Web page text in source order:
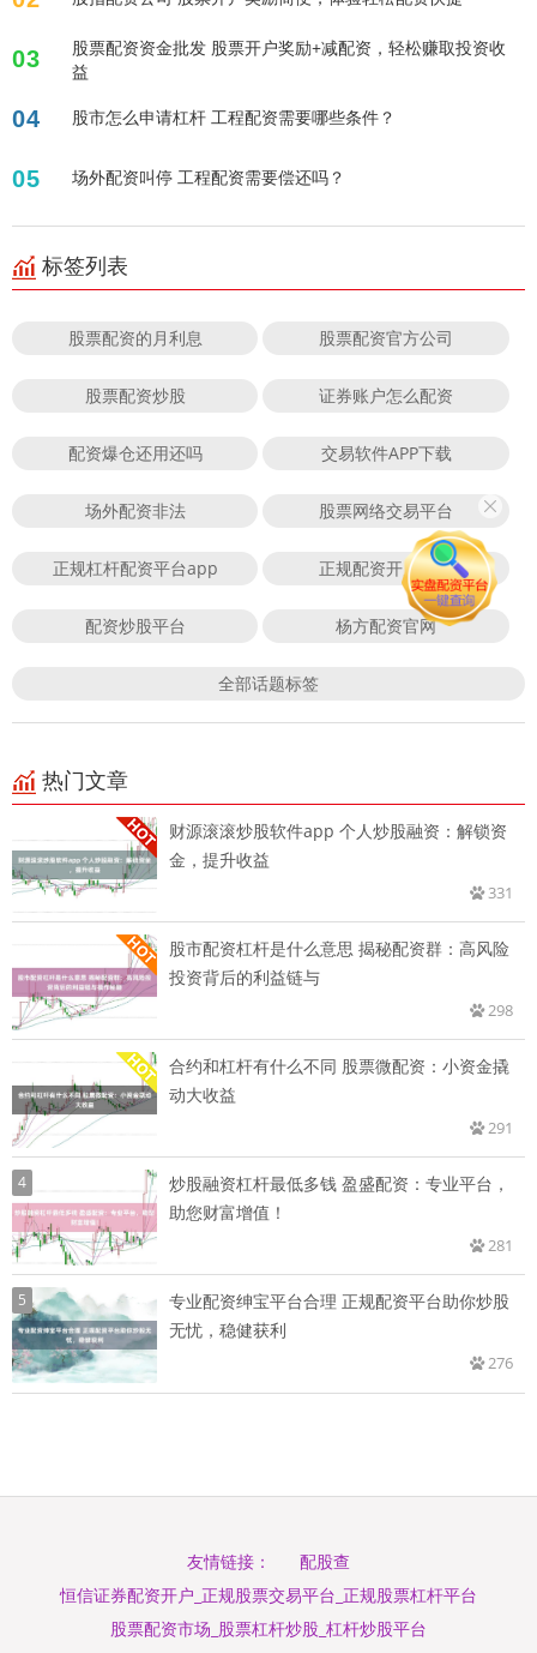
03
股票配资资金批发 股票开户奖励+减配资，轻松赚取投资收
益
04 股市怎么申请杠杆 工程配资需要哪些条件？
05 场外配资叫停 工程配资需要偿还吗？
标签列表
股票配资的月利息 股票配资官方公司
股票配资炒股 证券账户怎么配资
配资爆仓还用还吗 交易软件APP下载
场外配资非法 股票网络交易平台
正规杠杆配资平台app 正规配资开户平台
配资炒股平台 杨方配资官网
全部话题标签
热门文章
财源滚滚炒股软件app 个人炒股融资：解锁资
金，提升收益
331
股市配资杠杆是什么意思 揭秘配资群：高风险
投资背后的利益链与
298
合约和杠杆有什么不同 股票微配资：小资金撬
动大收益
291
4
炒股融资杠杆最低多钱 盈盛配资：专业平台，
助您财富增值！
281
5
专业配资绅宝平台合理 正规配资平台助你炒股
无忧，稳健获利
276
友情链接：
配股查
恒信证券配资开户_正规股票交易平台_正规股票杠杆平台
股票配资市场_股票杠杆炒股_杠杆炒股平台